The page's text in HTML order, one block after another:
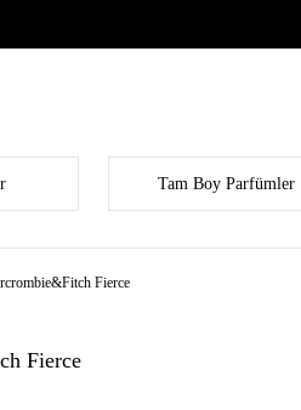
Tam Boy Parfümler
Fierce
Fierce